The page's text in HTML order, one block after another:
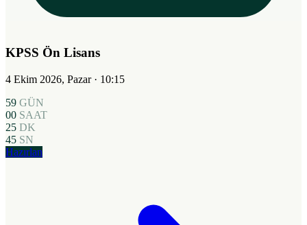
KPSS Ön Lisans
4 Ekim 2026, Pazar · 10:15
59 GÜN
00 SAAT
25 DK
44 SN
Hazırlan